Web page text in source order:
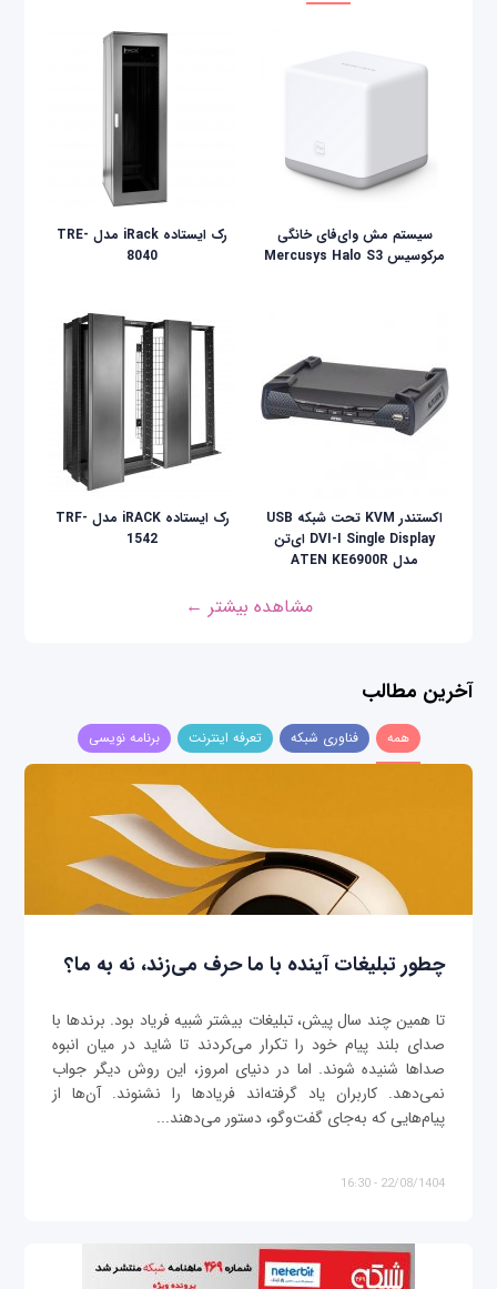
سیستم مش وای‌فای خانگی
مرکوسیس Mercusys Halo S3
رک ایستاده iRack مدل TRE-
8040
اکستندر KVM تحت شبکه USB
DVI-I Single Display ای‌تن
مدل ATEN KE6900R
رک ایستاده iRACK مدل TRF-
1542
مشاهده بیشتر ←
آخرین مطالب
همه فناوری شبکه تعرفه اینترنت برنامه نویسی
چطور تبلیغات آینده با ما حرف می‌زند، نه به ما؟
تا همین چند سال پیش، تبلیغات بیشتر شبیه فریاد بود. برندها با
صدای بلند پیام خود را تکرار می‌کردند تا شاید در میان انبوه
صداها شنیده شوند. اما در دنیای امروز، این روش دیگر جواب
نمی‌دهد. کاربران یاد گرفته‌اند فریادها را نشنوند. آن‌ها از
پیام‌هایی که به‌جای گفت‌وگو، دستور می‌دهند...
22/08/1404 - 16:30